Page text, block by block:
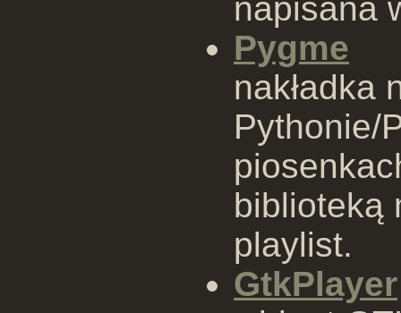
napisana
Pygme
nakładka
Pythonie/
biblioteką
playlist.
GtkPlayer